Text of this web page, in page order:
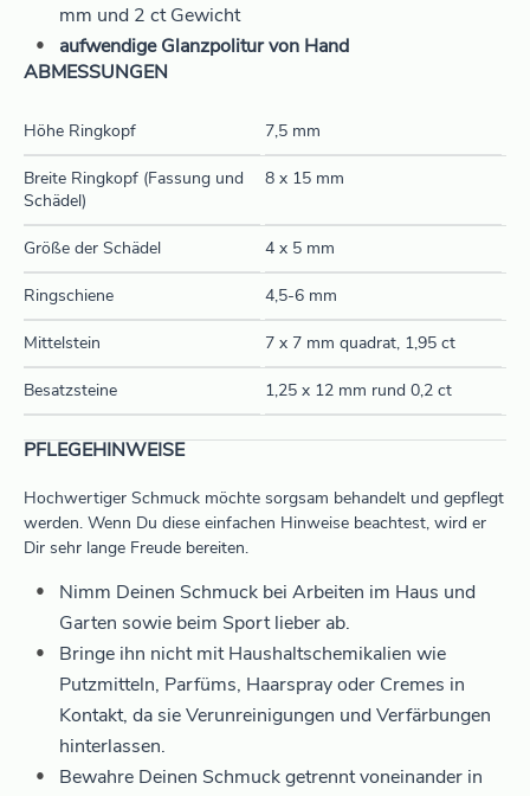
mm und 2 ct Gewicht
aufwendige Glanzpolitur von Hand
ABMESSUNGEN
Höhe Ringkopf 7,5 mm
Breite Ringkopf (Fassung und
Schädel)
8 x 15 mm
Größe der Schädel 4 x 5 mm
Ringschiene 4,5-6 mm
Mittelstein 7 x 7 mm quadrat, 1,95 ct
Besatzsteine 1,25 x 12 mm rund 0,2 ct
PFLEGEHINWEISE
Hochwertiger Schmuck möchte sorgsam behandelt und gepflegt
werden. Wenn Du diese einfachen Hinweise beachtest, wird er
Dir sehr lange Freude bereiten.
Nimm Deinen Schmuck bei Arbeiten im Haus und
Garten sowie beim Sport lieber ab.
Bringe ihn nicht mit Haushaltschemikalien wie
Putzmitteln, Parfüms, Haarspray oder Cremes in
Kontakt, da sie Verunreinigungen und Verfärbungen
hinterlassen.
Bewahre Deinen Schmuck getrennt voneinander in